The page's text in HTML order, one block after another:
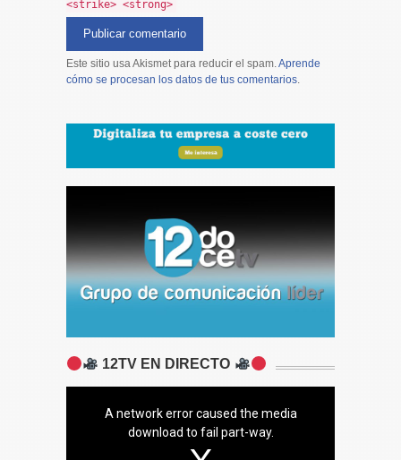
<strike> <strong>
Este sitio usa Akismet para reducir el spam.Aprende
cómo se procesan los datos de tus comentarios.
12TV EN DIRECTO
A network error caused the media
download to fail part-way.